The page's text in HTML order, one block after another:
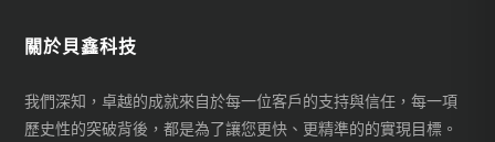
關於貝鑫科技
我們深知，卓越的成就來自於每一位客戶的支持與信任，每一項
歷史性的突破背後，都是為了讓您更快、更精準的的實現目標。